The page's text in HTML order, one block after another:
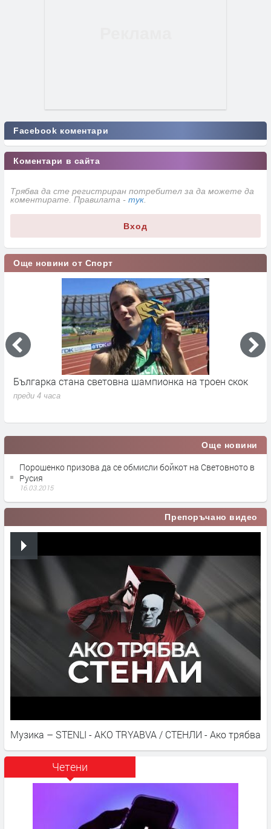
Facebook коментари
Коментари в сайта
Трябва да сте регистриран потребител за да можете да
коментирате. Правилата - тук
Вход
Още новини от Спорт
Българка стана световна шампионка на троен скок
преди 4 часа
Още новини
Порошенко призова да се обмисли бойкот на Световното в
Русия
16.03.2015
Препоръчано видео
Музика – STENLI - AKO TRYABVA / СТЕНЛИ - Ако трябва
Четени